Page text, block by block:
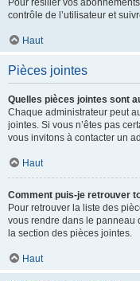
Pour résilier vos
contrôle de l’utilisateur et
Haut
Pièces jointes
Quelles pièces jointes sont
Chaque administrateur peut
jointes. Si vous n’êtes pas
vous invitons à contacter un
Haut
Comment puis-je retrouver
Pour retrouver la liste des
vous rendre dans le panneau
la section des pièces jointes.
Haut